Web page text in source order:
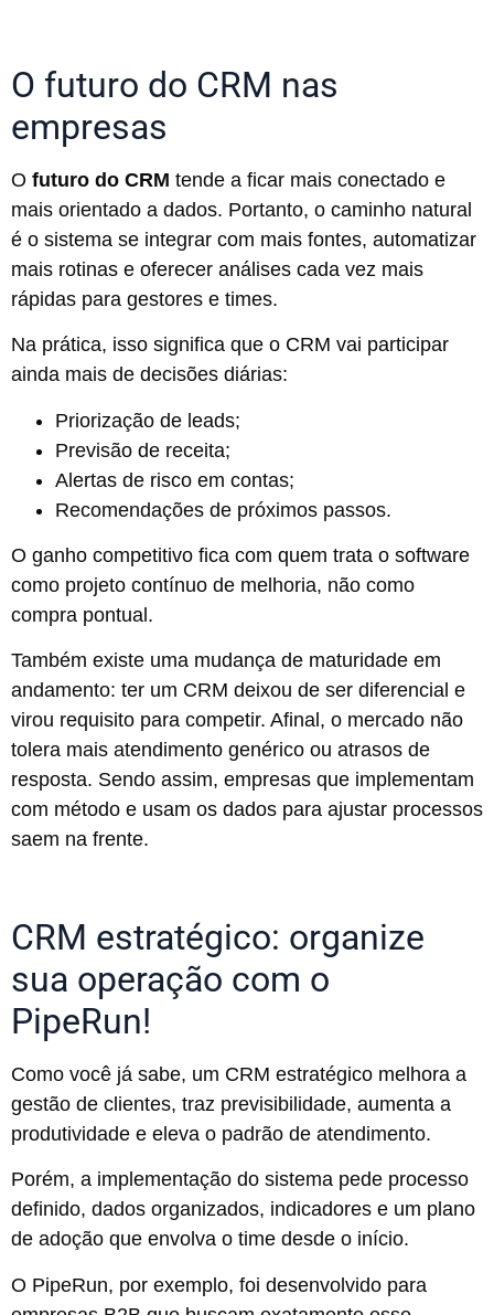
O futuro do CRM nas
empresas
O futuro do CRM tende a ficar mais conectado e
mais orientado a dados. Portanto, o caminho natural
é o sistema se integrar com mais fontes, automatizar
mais rotinas e oferecer análises cada vez mais
rápidas para gestores e times.
Na prática, isso significa que o CRM vai participar
ainda mais de decisões diárias:
Priorização de leads;
Previsão de receita;
Alertas de risco em contas;
Recomendações de próximos passos.
O ganho competitivo fica com quem trata o software
como projeto contínuo de melhoria, não como
compra pontual.
Também existe uma mudança de maturidade em
andamento: ter um CRM deixou de ser diferencial e
virou requisito para competir. Afinal, o mercado não
tolera mais atendimento genérico ou atrasos de
resposta. Sendo assim, empresas que implementam
com método e usam os dados para ajustar processos
saem na frente.
CRM estratégico: organize
sua operação com o
PipeRun!
Como você já sabe, um CRM estratégico melhora a
gestão de clientes, traz previsibilidade, aumenta a
produtividade e eleva o padrão de atendimento.
Porém, a implementação do sistema pede processo
definido, dados organizados, indicadores e um plano
de adoção que envolva o time desde o início.
O PipeRun, por exemplo, foi desenvolvido para